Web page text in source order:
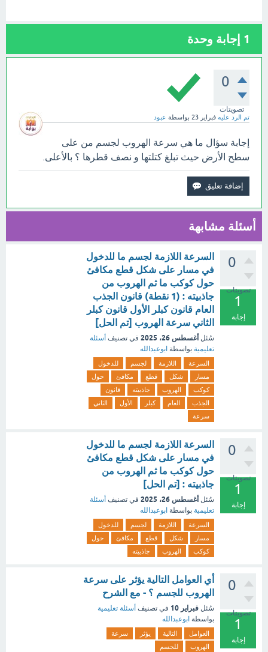
1 إجابة وحدة
0
تصويتات
تم الرد عليه فبراير 23 بواسطة عبود
إجابة سؤال ما هي سرعة الهروب لجسم من على
سطح الأرض حيث تبلغ كتلتها و نصف قطرها ؟ بالأعلى.
أسئلة مشابهة
0
تصويتات
1
إجابة
السرعة اللازمة لجسم ما للدخول
في مسار على شكل قطع مكافئ
حول كوكب ما ثم الهروب من
جاذبيته : (1 نقطة) قانون الجذب
العام قانون كبلر الأول قانون كبلر
الثاني سرعة الهروب [تم الحل]
سُئل أغسطس 26، 2025 في تصنيف أسئلة
تعليمية بواسطة ابوعبدالله
السرعة اللازمة لجسم
للدخول
مسار
شكل قطع مكافئ
حول
كوكب
الهروب جاذبيته
قانون
الجذب
العام كبلر الأول
الثاني
سرعة
0
تصويتات
1
إجابة
السرعة اللازمة لجسم ما للدخول
في مسار على شكل قطع مكافئ
حول كوكب ما ثم الهروب من
جاذبيته : [تم الحل]
سُئل أغسطس 26، 2025 في تصنيف أسئلة
تعليمية بواسطة ابوعبدالله
السرعة اللازمة لجسم
للدخول
مسار
شكل قطع مكافئ
حول
كوكب
الهروب جاذبيته
0
تصويتات
1
إجابة
أي العوامل التالية يؤثر على سرعة
الهروب للجسم ؟ - مع الشرح
سُئل فبراير 10 في تصنيف أسئلة تعليمية
بواسطة ابوعبدالله
العوامل التالية يؤثر
سرعة
الهروب
للجسم